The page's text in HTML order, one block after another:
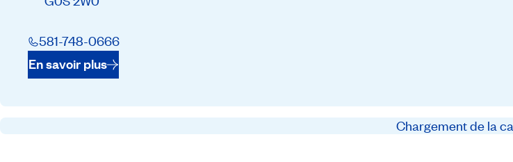
581-748-0666
En savoir plus
Chargement de la